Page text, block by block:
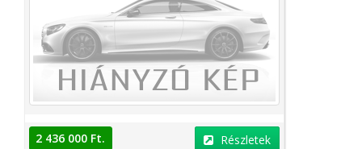
2 436 000 Ft. Részletek